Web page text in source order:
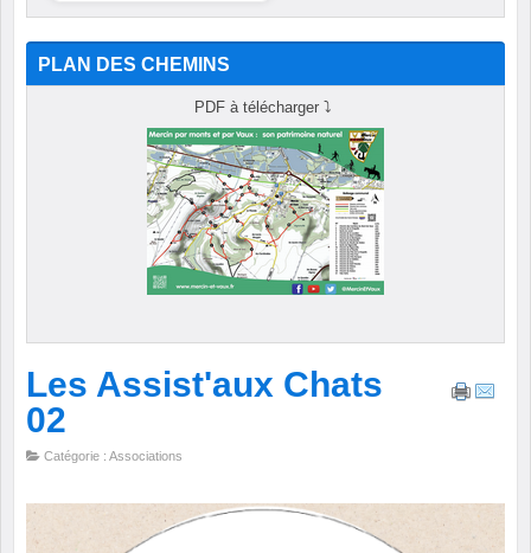
PLAN DES CHEMINS
PDF à télécharger ⤵
Les Assist'aux Chats
02
Catégorie : Associations